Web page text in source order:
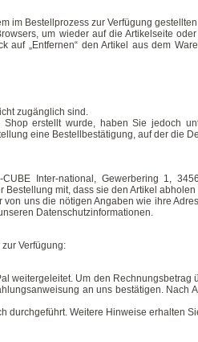
im Bestellprozess zur Verfügung
um wieder auf die Artikelseite
„Entfernen“ den Artikel aus dem
zugänglich sind.
erstellt wurde, haben Sie jedoch
eine Bestellbestätigung, auf der die
Inter-national, Gewerbering 1,
mit, dass sie den Artikel
uns die nötigen Angaben wie ihre
Datenschutzinformationen.
Verfügung:
weitergeleitet. Um den
an uns bestätigen. Nach
durchgeführt. Weitere Hinweise erhalten